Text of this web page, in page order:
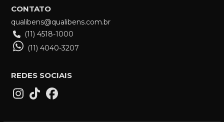
CONTATO
qualibens@qualibens.com.br
(11) 4518-1000
(11) 4040-3207
REDES SOCIAIS